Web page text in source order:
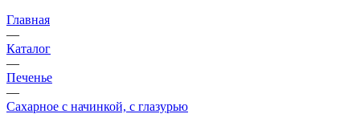
Главная
—
Каталог
—
Печенье
—
Сахарное с начинкой, с глазурью